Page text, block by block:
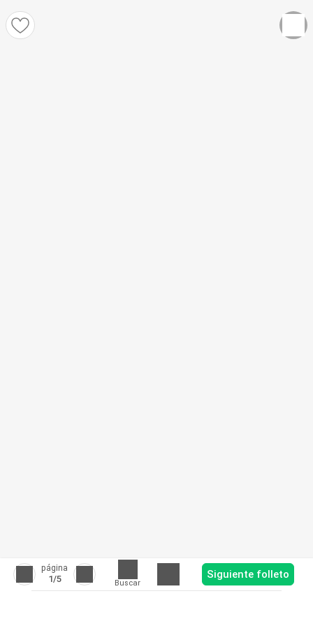
página
1/5 Buscar
Siguiente folleto